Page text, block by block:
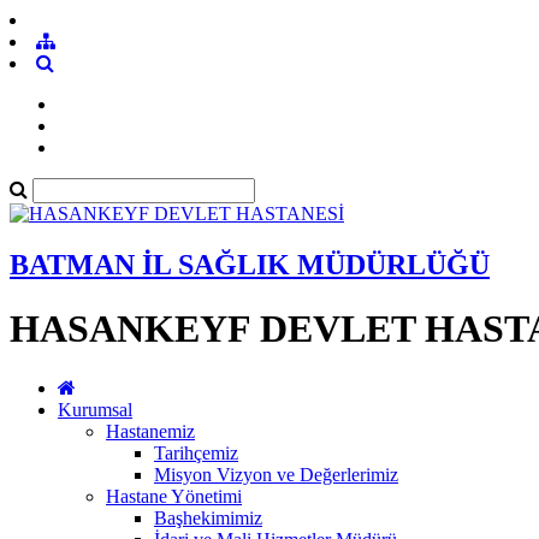
BATMAN İL SAĞLIK MÜDÜRLÜĞÜ
HASANKEYF DEVLET
Kurumsal
Hastanemiz
Tarihçemiz
Misyon Vizyon ve Değerlerimiz
Hastane Yönetimi
Başhekimimiz